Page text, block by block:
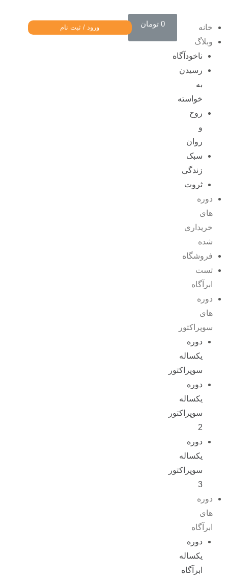
خانه
وبلاگ
ناخودآگاه
رسیدن
به
خواسته
روح
و
روان
سبک
زندگی
ثروت
دوره
های
خریداری
شده
فروشگاه
تست
ابرآگاه
دوره
های
سوپراکتور
دوره
یکساله
سوپراکتور
دوره
یکساله
سوپراکتور
2
دوره
یکساله
سوپراکتور
3
دوره
های
ابرآگاه
دوره
یکساله
ابرآگاه
0 تومان ورود / ثبت نام